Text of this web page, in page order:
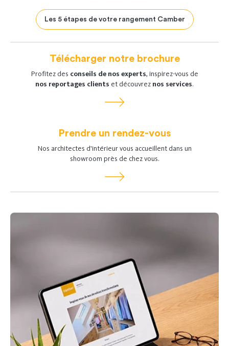
Les 5 étapes de votre rangement Camber
Télécharger notre brochure
Profitez des conseils de nos experts, inspirez-vous de
nos reportages clients et découvrez nos services.
Prendre un rendez-vous
Nos architectes d'intérieur vous accueillent dans un
showroom près de chez vous.